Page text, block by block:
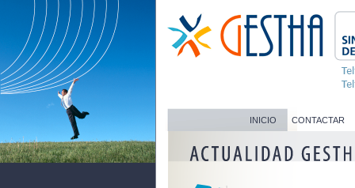
INICIO CONTACTAR